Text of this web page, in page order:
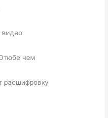
видео
чем
расшифровку